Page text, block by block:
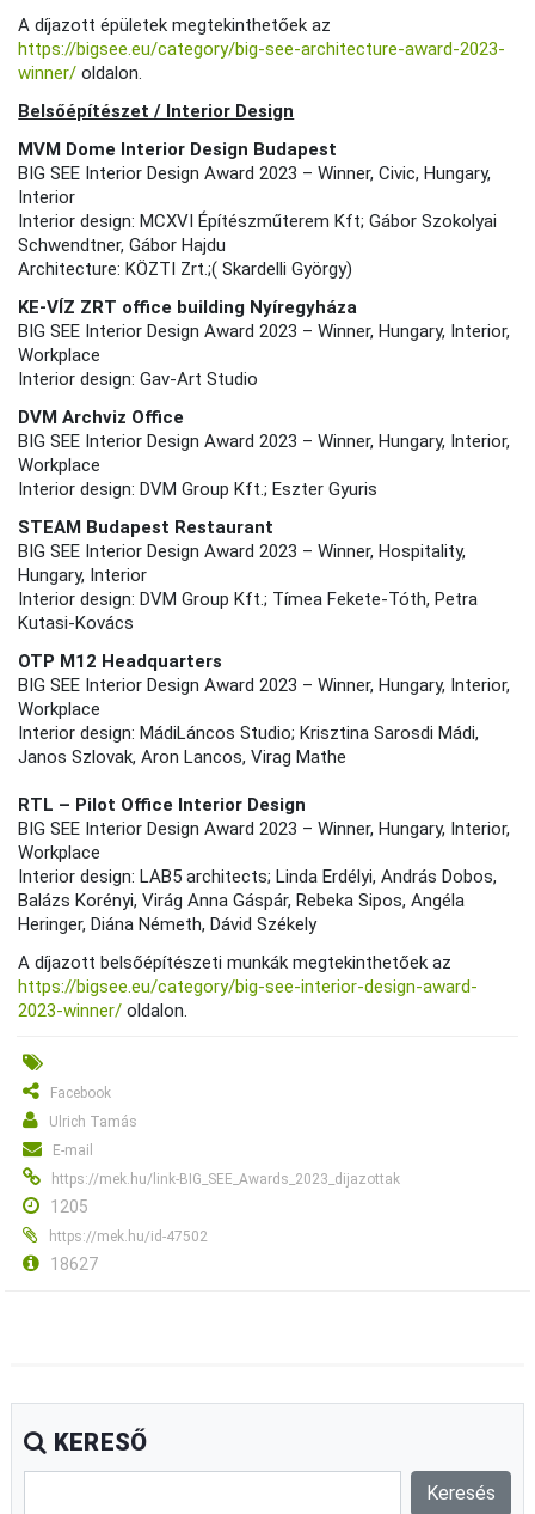
A díjazott épületek megtekinthetőek az
https://bigsee.eu/category/big-see-architecture-award-2023-
winner/ oldalon.
Belsőépítészet / Interior Design
MVM Dome Interior Design Budapest
BIG SEE Interior Design Award 2023 – Winner, Civic, Hungary,
Interior
Interior design: MCXVI Építészműterem Kft; Gábor Szokolyai
Schwendtner, Gábor Hajdu
Architecture: KÖZTI Zrt.;( Skardelli György)
KE-VÍZ ZRT office building Nyíregyháza
BIG SEE Interior Design Award 2023 – Winner, Hungary, Interior,
Workplace
Interior design: Gav-Art Studio
DVM Archviz Office
BIG SEE Interior Design Award 2023 – Winner, Hungary, Interior,
Workplace
Interior design: DVM Group Kft.; Eszter Gyuris
STEAM Budapest Restaurant
BIG SEE Interior Design Award 2023 – Winner, Hospitality,
Hungary, Interior
Interior design: DVM Group Kft.; Tímea Fekete-Tóth, Petra
Kutasi-Kovács
OTP M12 Headquarters
BIG SEE Interior Design Award 2023 – Winner, Hungary, Interior,
Workplace
Interior design: MádiLáncos Studio; Krisztina Sarosdi Mádi,
Janos Szlovak, Aron Lancos, Virag Mathe
RTL – Pilot Office Interior Design
BIG SEE Interior Design Award 2023 – Winner, Hungary, Interior,
Workplace
Interior design: LAB5 architects; Linda Erdélyi, András Dobos,
Balázs Korényi, Virág Anna Gáspár, Rebeka Sipos, Angéla
Heringer, Diána Németh, Dávid Székely
A díjazott belsőépítészeti munkák megtekinthetőek az
https://bigsee.eu/category/big-see-interior-design-award-
2023-winner/ oldalon.
Facebook
Ulrich Tamás
E-mail
https://mek.hu/link-BIG_SEE_Awards_2023_dijazottak
1205
https://mek.hu/id-47502
18627
KERESŐ